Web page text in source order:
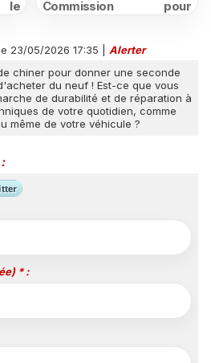
Commission pour
23/05/2026 17:35
Alerter
chiner pour donner une seconde
du neuf ! Est-ce que vous
de durabilité et de réparation à
de votre quotidien, comme
même de votre véhicule ?
* :